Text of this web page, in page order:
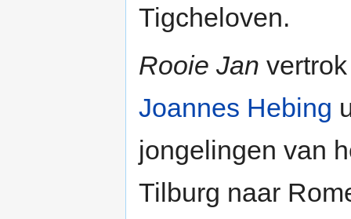
Tigcheloven.
Rooie Jan
Joannes Hebing
jongelingen van
Tilburg naar